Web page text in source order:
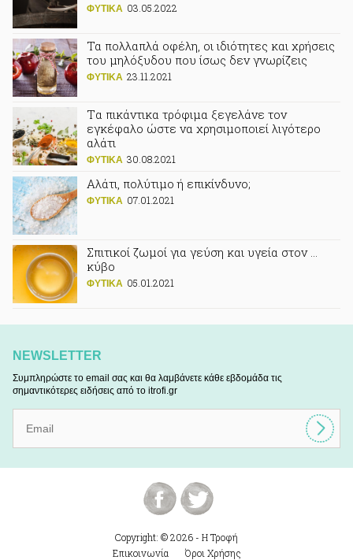
ΦΥΤΙΚA 03.05.2022
Τα πολλαπλά οφέλη, οι ιδιότητες και χρήσεις
του μηλόξυδου που ίσως δεν γνωρίζεις
ΦΥΤΙΚA 23.11.2021
Tα πικάντικα τρόφιμα ξεγελάνε τον
εγκέφαλο ώστε να χρησιμοποιεί λιγότερο
αλάτι
ΦΥΤΙΚA 30.08.2021
Αλάτι, πολύτιμο ή επικίνδυνο;
ΦΥΤΙΚA 07.01.2021
Σπιτικοί ζωμοί για γεύση και υγεία στον …
κύβο
ΦΥΤΙΚA 05.01.2021
NEWSLETTER
Συμπληρώστε το email σας και θα λαμβάνετε κάθε εβδομάδα τις
σημαντικότερες ειδήσεις από το itrofi.gr
Copyright: © 2026 - Η Τροφή
Επικοινωνία
Όροι Χρήσης